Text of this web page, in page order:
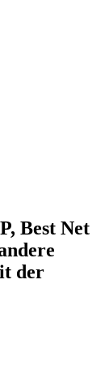
Best Net
der